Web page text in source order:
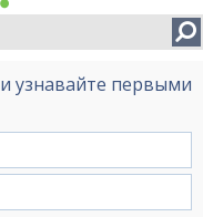
узнавайте первыми